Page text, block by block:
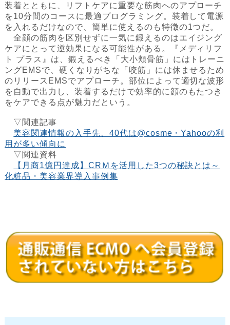
装着とともに、リフトケアに重要な筋肉へのアプローチ
を10分間のコースに最適プログラミング。装着して電源
を入れるだけなので、簡単に使えるのも特徴の1つだ。
全顔の筋肉を区別せずに一気に鍛えるのはエイジング
ケアにとって逆効果になる可能性がある。『メディリフ
ト プラス』は、鍛えるべき「大小頬骨筋」にはトレーニ
ングEMSで、硬くなりがちな「咬筋」には休ませるため
のリリースEMSでアプローチ。部位によって適切な波形
を自動で出力し、装着するだけで効率的に顔のもたつき
をケアできる点が魅力だという。
▽関連記事
美容関連情報の入手先、40代は@cosme・Yahooの利
用が多い傾向に
▽関連資料
【月商1億円達成】CRＭを活用した3つの秘訣とは～
化粧品・美容業界導入事例集